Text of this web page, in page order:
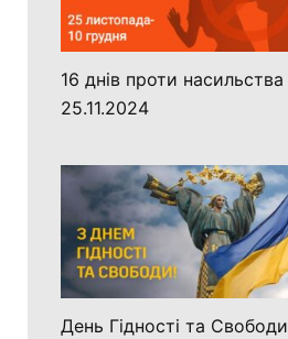
16 днів проти насильства
25.11.2024
День Гідності та Свободи